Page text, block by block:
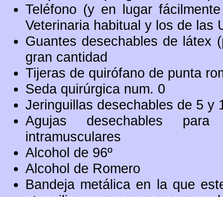
Teléfono (y en lugar
Veterinaria habitual y los de las
Guantes desechables de látex
gran cantidad
Tijeras de quirófano de punta
Seda quirúrgica num. 0
Jeringuillas desechables de 5 y
Agujas desechables
intramusculares
Alcohol de 96º
Alcohol de Romero
Bandeja metálica en la que